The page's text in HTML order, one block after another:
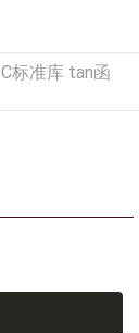
C标准库 tan函